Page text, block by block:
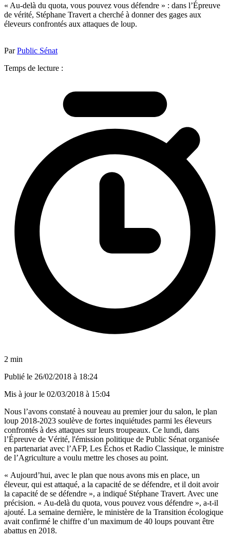
« Au-delà du quota, vous pouvez vous défendre » : dans l’Épreuve
de vérité, Stéphane Travert a cherché à donner des gages aux
éleveurs confrontés aux attaques de loup.
ParPublic Sénat
Temps de lecture :
2 min
Publié le 26/02/2018 à 18:24
Mis à jour le 02/03/2018 à 15:04
Nous l’avons constaté à nouveau au premier jour du salon, le plan
loup 2018-2023 soulève de fortes inquiétudes parmi les éleveurs
confrontés à des attaques sur leurs troupeaux. Ce lundi, dans
l’Épreuve de Vérité, l'émission politique de Public Sénat organisée
en partenariat avec l’AFP, Les Échos et Radio Classique, le ministre
de l’Agriculture a voulu mettre les choses au point.
« Aujourd’hui, avec le plan que nous avons mis en place, un
éleveur, qui est attaqué, a la capacité de se défendre, et il doit avoir
la capacité de se défendre », a indiqué Stéphane Travert. Avec une
précision. « Au-delà du quota, vous pouvez vous défendre », a-t-il
ajouté. La semaine dernière, le ministère de la Transition écologique
avait confirmé le chiffre d’un maximum de 40 loups pouvant être
abattus en 2018.